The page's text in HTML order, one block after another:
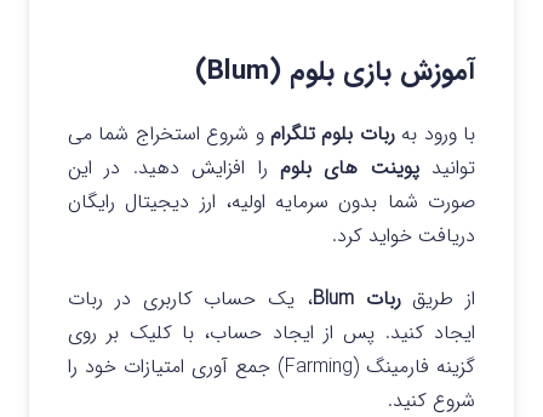
آموزش بازی بلوم (Blum)
با ورود بهربات بلوم تلگرام و شروع استخراج شما می
توانیدپوینت های بلوم را افزایش دهید. در این
صورت شما بدون سرمایه اولیه، ارز دیجیتال رایگان
دریافت خواید کرد.
از طریقربات Blum
، یک حساب کاربری در ربات
ایجاد کنید. پس از ایجاد حساب، با کلیک بر روی
گزینه فارمینگ (Farming) جمع آوری امتیازات خود را
شروع کنید.